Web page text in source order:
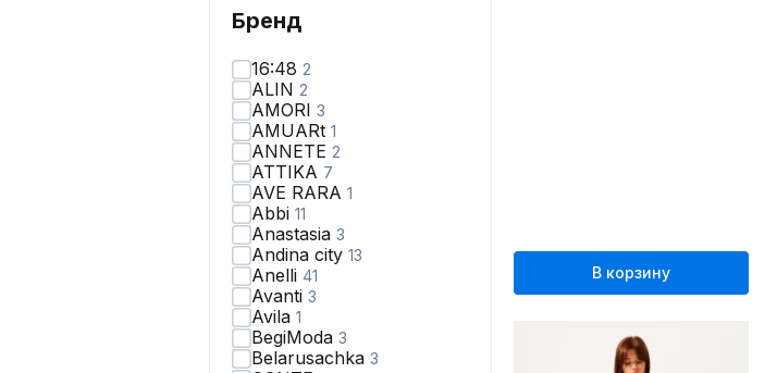
Бренд
16:48 2
ALIN 2
AMORI 3
AMUARt 1
ANNETE 2
ATTIKA 7
AVE RARA 1
Abbi 11
Anastasia 3
Andina city 13
Anelli 41
Avanti 3
Avila 1
BegiModa 3
Belarusachka 3
В корзину